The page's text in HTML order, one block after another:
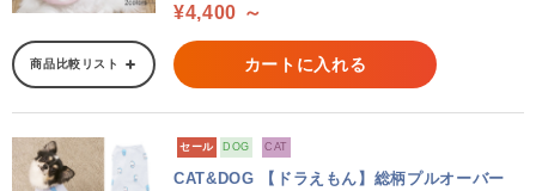
¥4,400 ～
商品比較リスト カートに入れる
セール DOG CAT
CAT&DOG 【ドラえもん】総柄プルオーバー